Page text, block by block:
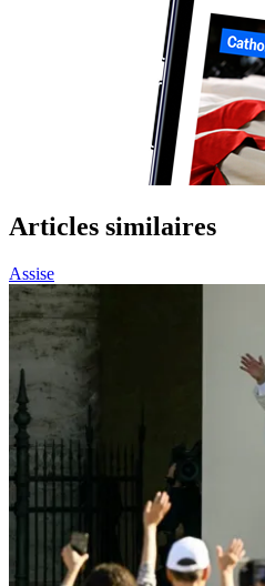
Articles similaires
Assise